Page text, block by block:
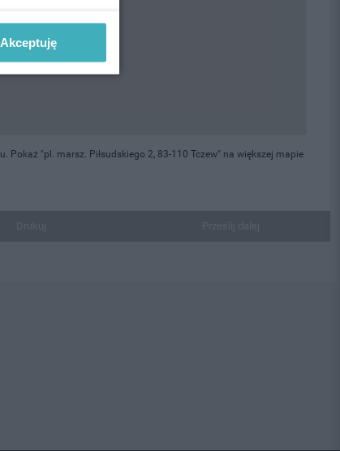
"pl. marsz. Piłsudskiego 2, 83-110 Tczew" na większej mapie
Akceptuję